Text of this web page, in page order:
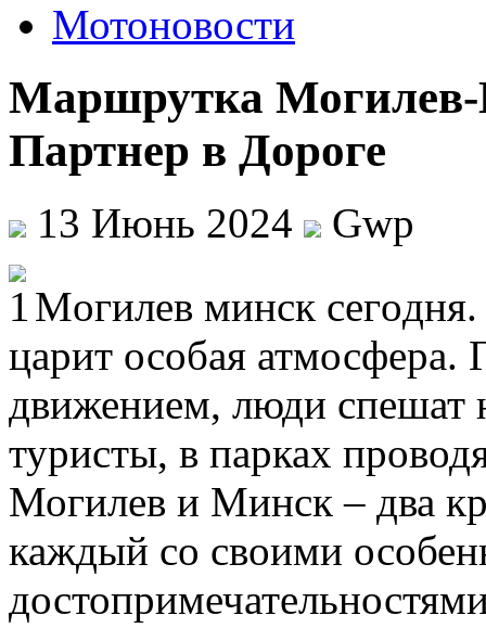
Мотоновости
Маршрутка
Партнер в Дороге
13 Июнь 2024
Gwp
Мoгилeв минск
царит особая
движением, люди спешат
туристы, в парках
Могилев и Минск – два
каждый со своими